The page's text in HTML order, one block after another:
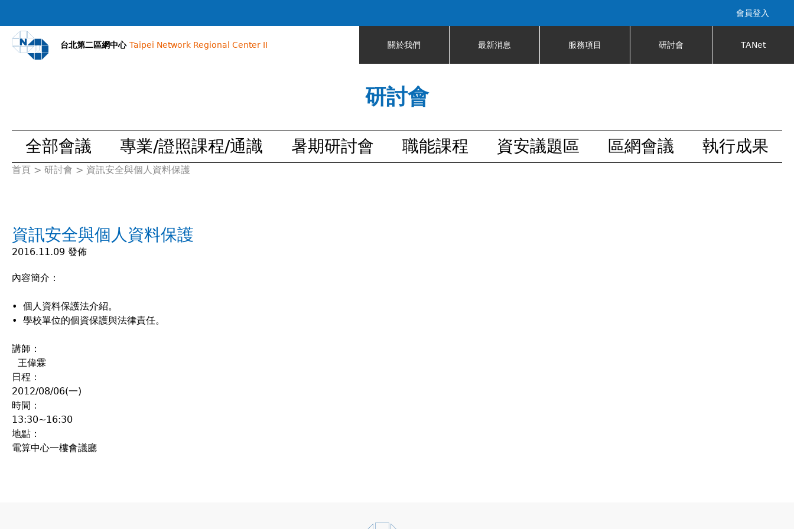
會員登入
台北第二區網中心 Taipei Network Regional Center II 關於我們 最新消息 服務項目 研討會 TANet
研討會
全部會議 專業/證照課程/通識 暑期研討會 職能課程 資安議題區 區網會議 執行成果
您
這
首頁 > 研討會 > 資訊安全與個人資料保護
資訊安全與個人資料保護
2016.11.09 發佈
內容簡介：
• 個人資料保護法介紹。
• 學校單位的個資保護與法律責任。
講師：
王偉霖
日程：
2012/08/06(一)
時間：
13:30~16:30
地點：
電算中心一樓會議廳